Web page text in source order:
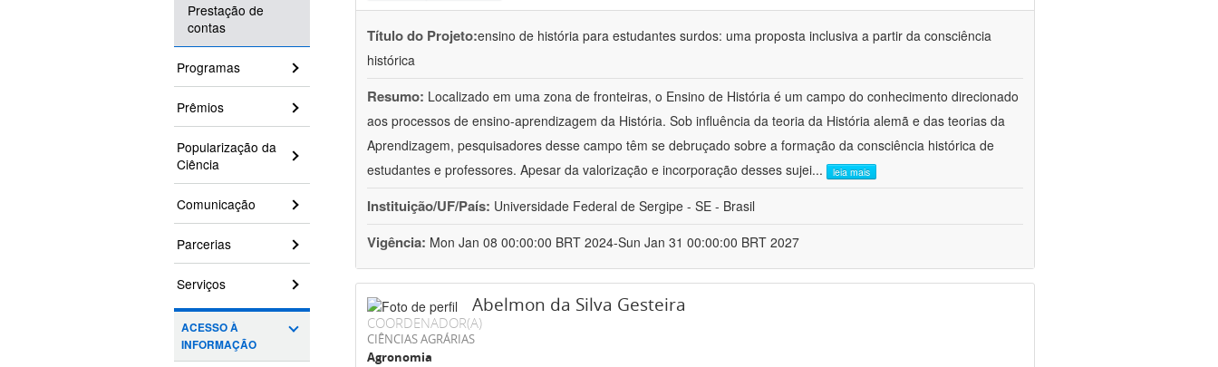
Prestação de
contas
Programas
Prêmios
Popularização da
Ciência
Comunicação
Parcerias
Serviços
ACESSO À
INFORMAÇÃO
Título do Projeto:ensino de história para estudantes surdos: uma proposta inclusiva a partir da consciência
histórica
Resumo: Localizado em uma zona de fronteiras, o Ensino de História é um campo do conhecimento direcionado
aos processos de ensino-aprendizagem da História. Sob influência da teoria da História alemã e das teorias da
Aprendizagem, pesquisadores desse campo têm se debruçado sobre a formação da consciência histórica de
estudantes e professores. Apesar da valorização e incorporação desses sujei... leia mais
Instituição/UF/País: Universidade Federal de Sergipe - SE - Brasil
Vigência: Mon Jan 08 00:00:00 BRT 2024-Sun Jan 31 00:00:00 BRT 2027
Abelmon da Silva Gesteira
COORDENADOR(A)
CIÊNCIAS AGRÁRIAS
Agronomia